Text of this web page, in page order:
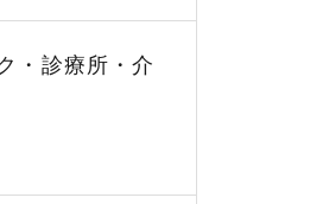
・診療所・介